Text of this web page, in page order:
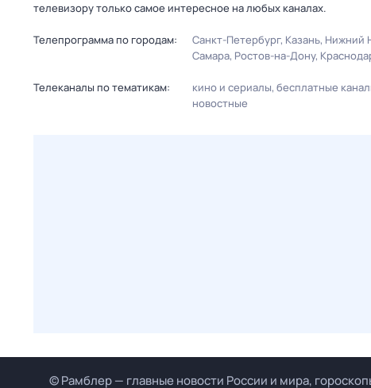
телевизору только самое интересное на любых каналах.
Телепрограмма по городам: Санкт-Петербург Казань Нижний
Самара Ростов-на-Дону
Телеканалы по тематикам: кино и сериалы бесплатные
новостные
© Рамблер — главные новости России и мира,